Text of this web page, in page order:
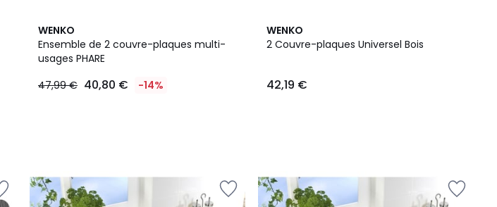
WENKO
Ensemble de 2 couvre-plaques multi-
usages PHARE
47,99 € 40,80 € -14%
WENKO
2 Couvre-plaques Universel Bois
42,19 €